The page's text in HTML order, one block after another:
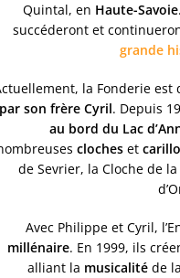
Quintal, en Haute-Savoie
succéderont et
grande
la Fonderie est
par son frère Cyril. Depuis
au bord du Lac
cloches et
de Sevrier, la Cloche de
Avec Philippe et Cyril,
millénaire. En 1999, ils
alliant la musicalité de